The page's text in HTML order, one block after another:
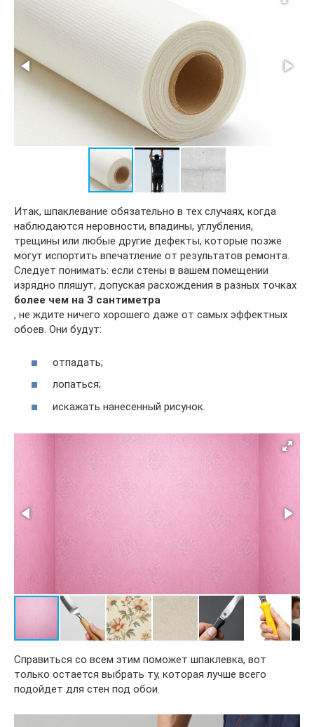
Итак, шпаклевание обязательно в тех случаях, когда
наблюдаются неровности, впадины, углубления,
трещины или любые другие дефекты, которые позже
могут испортить впечатление от результатов ремонта.
Следует понимать: если стены в вашем помещении
изрядно пляшут, допуская расхождения в разных точках
более чем на 3 сантиметра
, не ждите ничего хорошего даже от самых эффектных
обоев. Они будут:
отпадать;
лопаться;
искажать нанесенный рисунок.
Справиться со всем этим поможет шпаклевка, вот
только остается выбрать ту, которая лучше всего
подойдет для стен под обои.